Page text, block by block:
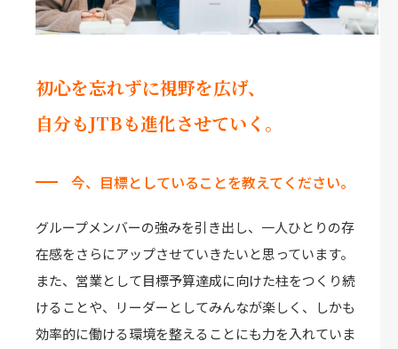
初心を忘れずに視野を広げ、
自分もJTBも進化させていく。
今、目標としていることを教えてください。
グループメンバーの強みを引き出し、一人ひとりの存
在感をさらにアップさせていきたいと思っています。
また、営業として目標予算達成に向けた柱をつくり続
けることや、リーダーとしてみんなが楽しく、しかも
効率的に働ける環境を整えることにも力を入れていま